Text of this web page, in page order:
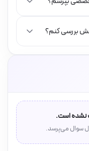
بررسی کنم؟
نشده است.
سوال می‌پرسد.